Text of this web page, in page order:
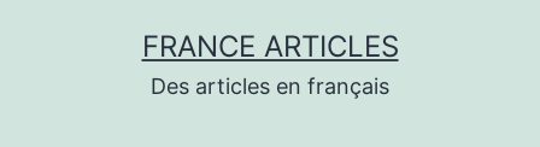
FRANCE ARTICLES
Des articles en français